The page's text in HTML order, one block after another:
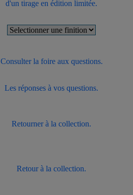
d'un tirage en édition limitée.
Consulter la foire aux questions.
Les réponses à vos questions.
Retourner à la collection.
Retour à la collection.